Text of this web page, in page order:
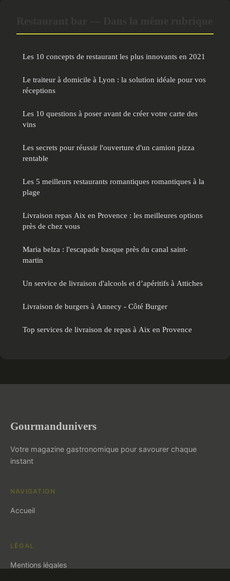
Les 10 concepts de restaurant les plus innovants en 2021
Le traiteur à domicile à Lyon : la solution idéale pour vos
réceptions
Les 10 questions à poser avant de créer votre carte des
vins
Les secrets pour réussir l'ouverture d'un camion pizza
rentable
Les 5 meilleurs restaurants romantiques romantiques à la
plage
Livraison repas Aix en Provence : les meilleures options
près de chez vous
Maria belza : l'escapade basque près du canal saint-
martin
Un service de livraison d'alcools et d’apéritifs à Attiches
Livraison de burgers à Annecy - Côté Burger
Top services de livraison de repas à Aix en Provence
Gourmandunivers
Votre magazine gastronomique pour savourer chaque
instant
NAVIGATION
Accueil
LÉGAL
Mentions légales